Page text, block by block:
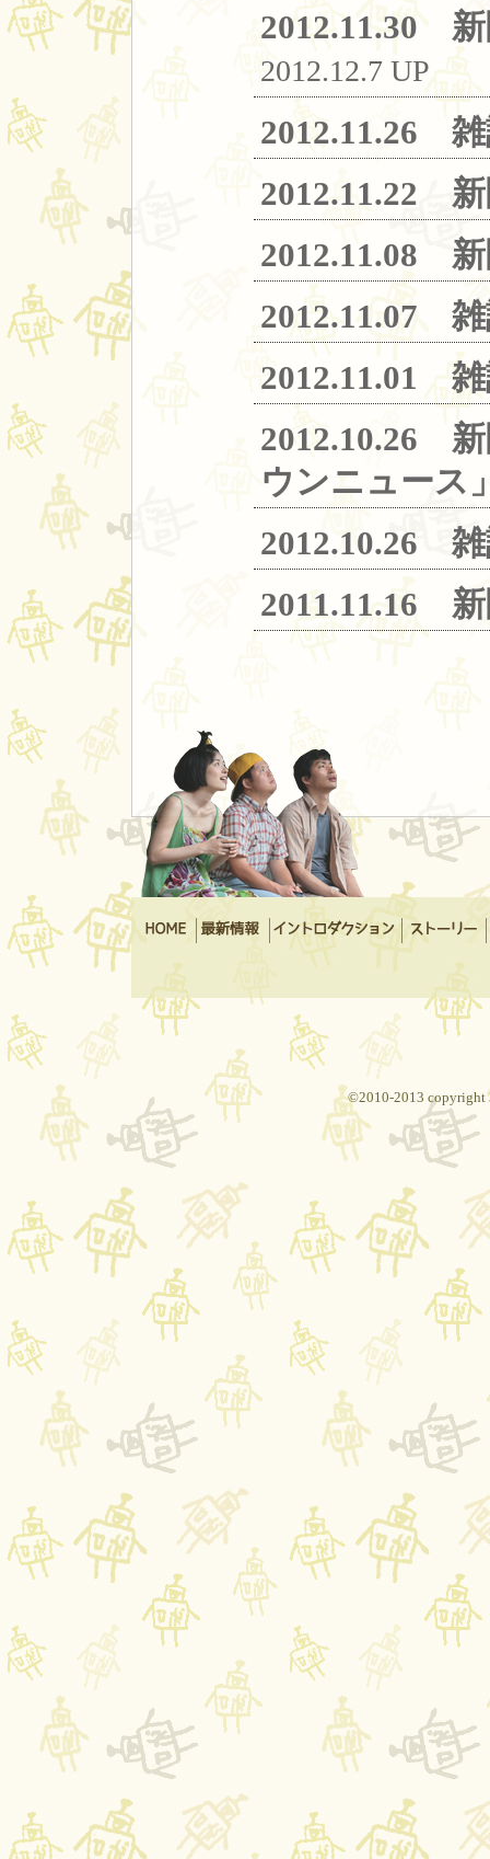
2012.11.30
2012.12.7 UP
2012.11.26
2012.11.22
2012.11.08
2012.11.07
2012.11.01
2012.10.26
ウンニュース
2012.10.26
2011.11.16
©2010-2013 copyright